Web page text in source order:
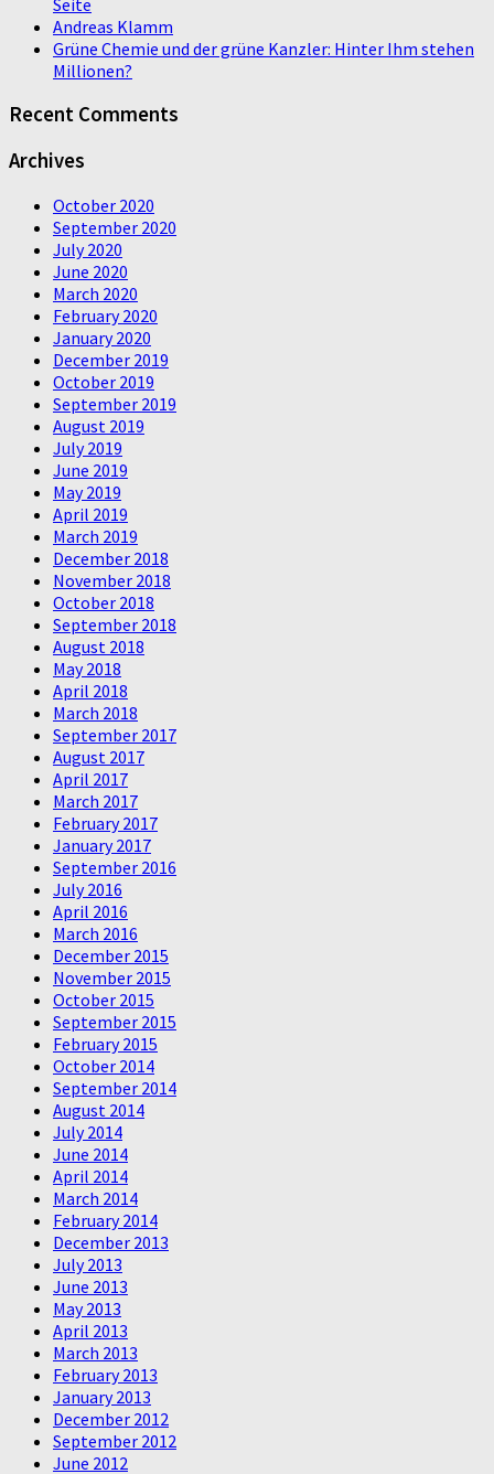
Andreas Klamm
Grüne Chemie und der grüne Kanzler: Hinter Ihm stehen
Millionen?
Recent Comments
Archives
October 2020
September 2020
July 2020
June 2020
March 2020
February 2020
January 2020
December 2019
October 2019
September 2019
August 2019
July 2019
June 2019
May 2019
April 2019
March 2019
December 2018
November 2018
October 2018
September 2018
August 2018
May 2018
April 2018
March 2018
September 2017
August 2017
April 2017
March 2017
February 2017
January 2017
September 2016
July 2016
April 2016
March 2016
December 2015
November 2015
October 2015
September 2015
February 2015
October 2014
September 2014
August 2014
July 2014
June 2014
April 2014
March 2014
February 2014
December 2013
July 2013
June 2013
May 2013
April 2013
March 2013
February 2013
January 2013
December 2012
September 2012
June 2012